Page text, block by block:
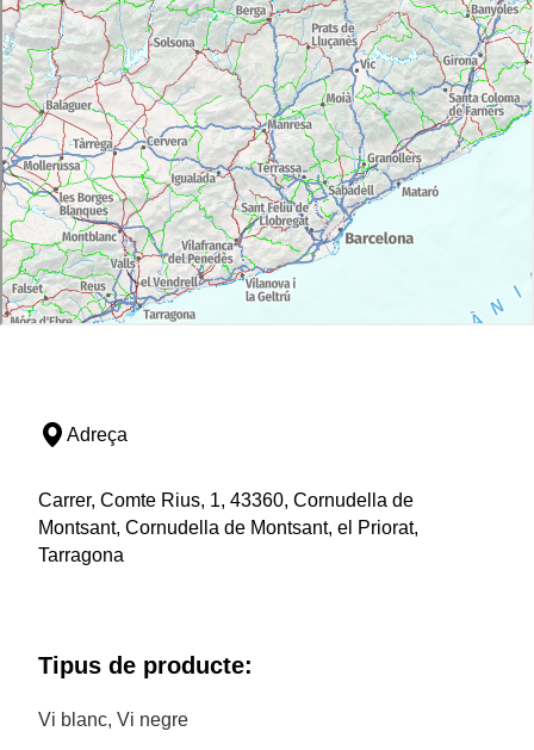
Adreça
Carrer, Comte Rius, 1, 43360, Cornudella de
Montsant, Cornudella de Montsant, el Priorat,
Tarragona
Tipus de producte:
Vi blanc, Vi negre